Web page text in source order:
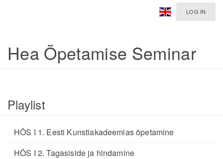
LOG IN
Hea Õpetamise Seminar
Playlist
HÕS I 1. Eesti Kunstiakadeemias õpetamine
HÕS I 2. Tagasiside ja hindamine